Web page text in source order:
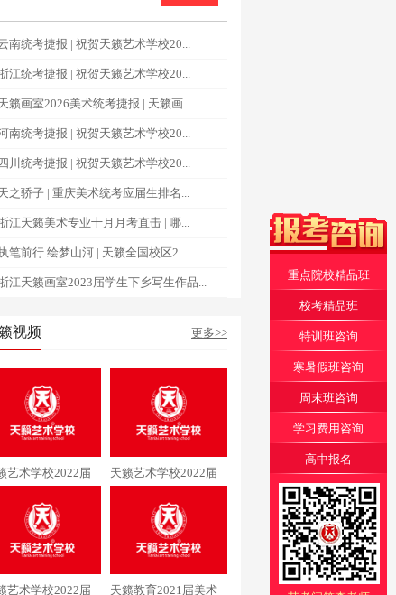
南统考捷报 | 祝贺天籁艺术学校20...
江统考捷报 | 祝贺天籁艺术学校20...
籁画室2026美术统考捷报 | 天籁画...
南统考捷报 | 祝贺天籁艺术学校20...
四川统考捷报 | 祝贺天籁艺术学校20...
之骄子 | 重庆美术统考应届生排名...
江天籁美术专业十月月考直击 | 哪...
笔前行 绘梦山河 | 天籁全国校区2...
江天籁画室2023届学生下乡写生作品...
视频 更多>>
艺术学校2022届
专业李同学通过清
天籁艺术学校2022届
美术专业阳同学通过中
央美术学院
艺术学校2022届 天籁教育2021届美术
重点院校精品班
校考精品班
特训班咨询
寒暑假班咨询
周末班咨询
学习费用咨询
高中报名